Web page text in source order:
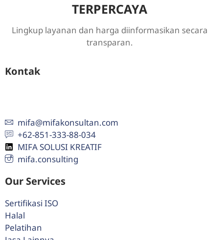
TERPERCAYA
Lingkup layanan dan harga diinformasikan secara
transparan.
Kontak
mifa@mifakonsultan.com
+62-851-333-88-034
MIFA SOLUSI KREATIF
mifa.consulting
Our Services
Sertifikasi ISO
Halal
Pelatihan